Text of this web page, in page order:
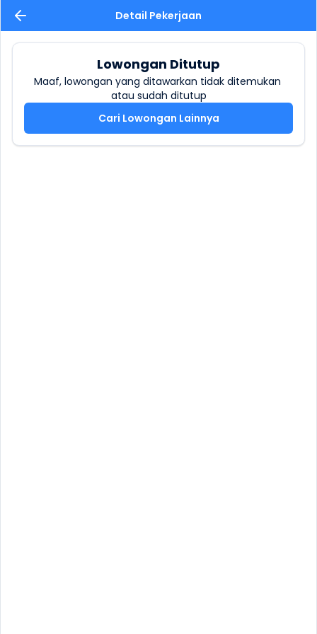
Detail Pekerjaan
Lowongan Ditutup
Maaf, lowongan yang ditawarkan tidak ditemukan
atau sudah ditutup
Cari Lowongan Lainnya